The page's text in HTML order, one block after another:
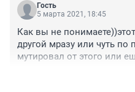
Гость
5 марта 2021, 18:45
Как вы не
другой мразу или чуть по
мутировал от этого или